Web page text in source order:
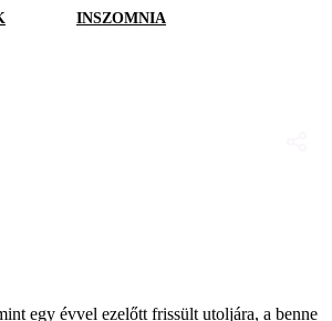
INSZOMNIA
egy évvel ezelőtt frissült utoljára, a benne